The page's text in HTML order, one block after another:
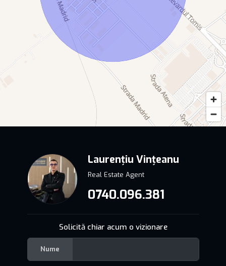
Laurențiu Vințeanu
Real Estate Agent
0740.096.381
Solicită chiar acum o vizionare
Nume